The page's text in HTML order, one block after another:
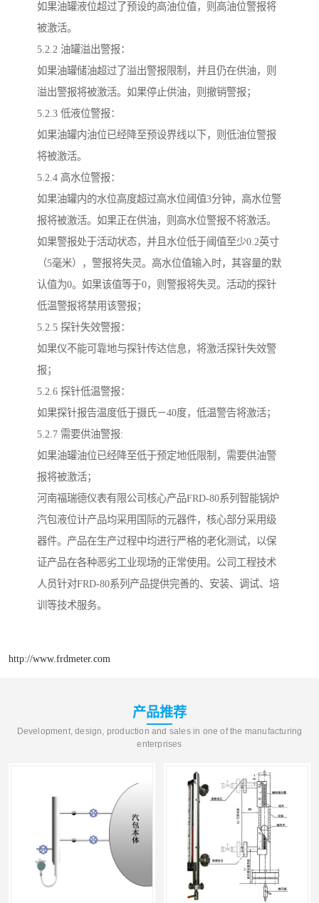
如果油罐液位超过了预设的高油位值，则高油位警报将
被激活。
5.2.2 油罐溢出警报：
如果油罐储油超过了溢出警报限制，并且仍在供油，则
溢出警报将被激活。如果停止供油，则撤销警报；
5.2.3 低液位警报：
如果油罐内油位已经降至预设界线以下，则低油位警报
将被激活。
5.2.4 高水位警报：
如果油罐内的水位高度超过高水位阈值3分钟，高水位警
报将被激活。如果正在供油，则高水位警报不将激活。
如果警报处于活动状态，并且水位低于阈值至少0.2英寸
（5毫米），警报将失灵。高水位值输入时，其容量的默
认值为0。如果该值等于0，则警报将失灵。活动的探针
低温警报将禁用该警报；
5.2.5 探针失效警报：
如果仪不能可靠地与探针传达信息，将激活探针失效警
报；
5.2.6 探针低温警报：
如果探针报告温度低于摄氏－40度，低温警告将激活；
5.2.7 需要供油警报:
如果油罐油位已经降至低于预定地低限制，需要供油警
报将被激活；
河南福瑞德仪表有限公司核心产品FRD-80系列智能锅炉
汽包液位计产品均采用国际的元器件，核心部分采用级
器件。产品在生产过程中均进行严格的老化测试，以保
证产品在各种恶劣工业现场的正常使用。公司工程技术
人员针对FRD-80系列产品提供完善的、安装、调试、培
训等技术服务。
http://www.frdmeter.com
产品推荐
Development, design, production and sales in one of the manufacturing
enterprises